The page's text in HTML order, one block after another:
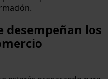
desempeñan los